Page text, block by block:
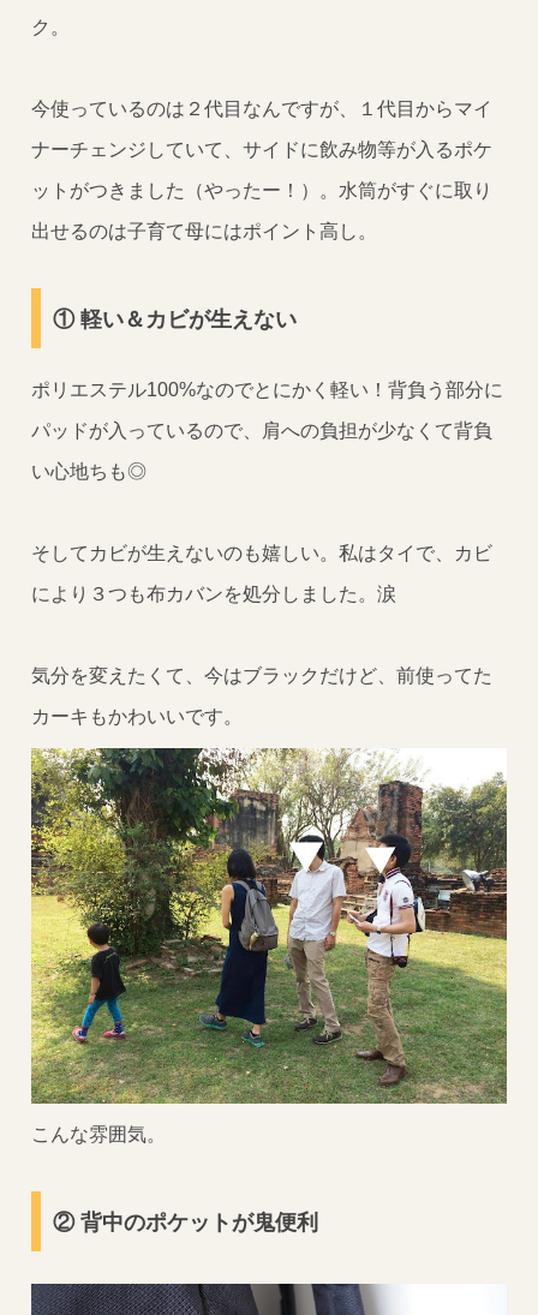
ク。
今使っているのは２代目なんですが、１代目からマイ
ナーチェンジしていて、サイドに飲み物等が入るポケ
ットがつきました（やったー！）。水筒がすぐに取り
出せるのは子育て母にはポイント高し。
① 軽い＆カビが生えない
ポリエステル100%なのでとにかく軽い！背負う部分に
パッドが入っているので、肩への負担が少なくて背負
い心地ちも◎
そしてカビが生えないのも嬉しい。私はタイで、カビ
により３つも布カバンを処分しました。涙
気分を変えたくて、今はブラックだけど、前使ってた
カーキもかわいいです。
こんな雰囲気。
② 背中のポケットが鬼便利